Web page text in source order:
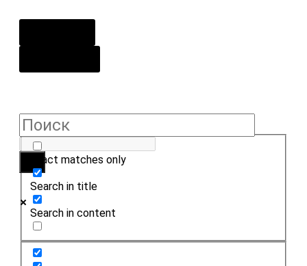
Exact matches only
Search in title
Search in content